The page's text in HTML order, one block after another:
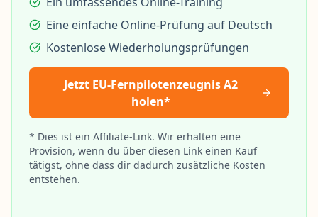
Eine einfache Online-Prüfung auf Deutsch
Kostenlose Wiederholungsprüfungen
Jetzt EU-Fernpilotenzeugnis A2
holen*
* Dies ist ein Affiliate-Link. Wir erhalten eine
Provision, wenn du über diesen Link einen Kauf
tätigst, ohne dass dir dadurch zusätzliche Kosten
entstehen.